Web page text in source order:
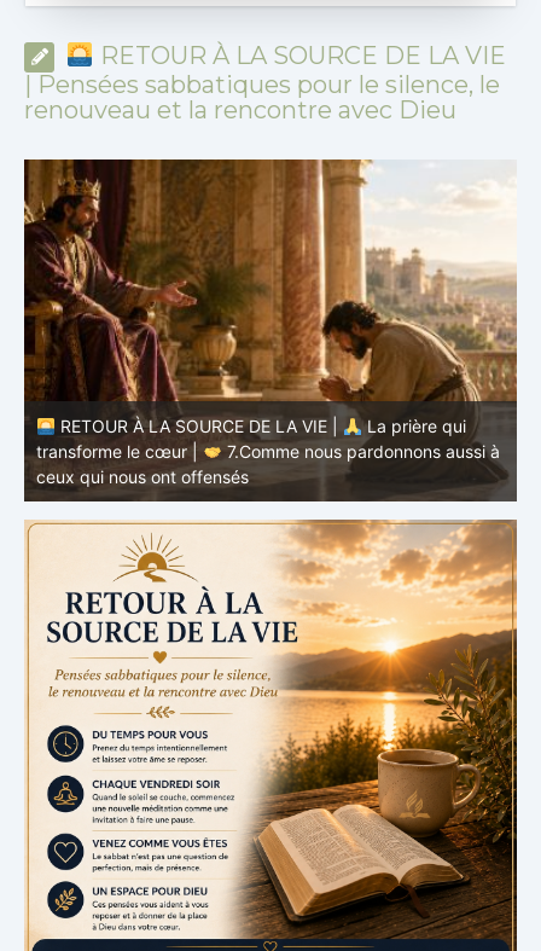
RETOUR À LA SOURCE DE LA VIE
| Pensées sabbatiques pour le silence, le
renouveau et la rencontre avec Dieu
RETOUR À LA SOURCE DE LA VIE |
La prière qui
transforme le cœur |
6.Et pardonne-nous nos offenses